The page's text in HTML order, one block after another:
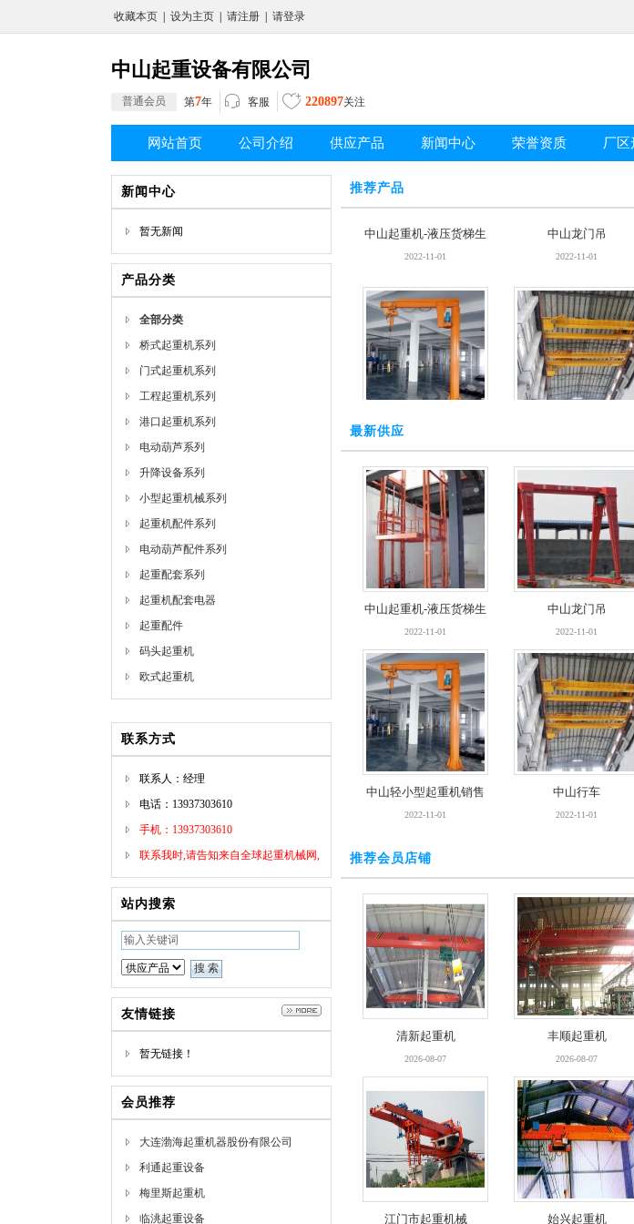
收藏本页 设为主页 请注册 请登录
中山起重设备有限公司
普通会员 第7年 客服 220897关注
网站首页 公司介绍 供应产品 新闻中心 荣誉资质 厂区
新闻中心
暂无新闻
产品分类
全部分类
桥式起重机系列
门式起重机系列
工程起重机系列
港口起重机系列
电动葫芦系列
升降设备系列
小型起重机械系列
起重机配件系列
电动葫芦配件系列
起重配套系列
起重机配套电器
起重配件
码头起重机
欧式起重机
联系方式
联系人：经理
电话：13937303610
手机：13937303610
联系我时,请告知来自全球起重机械网,
将会给你95折优惠，谢谢！
站内搜索
友情链接
暂无链接！
会员推荐
大连渤海起重机器股份有限公司
利通起重设备
梅里斯起重机
临洮起重设备
推荐产品
中山起重机-液压货梯生
产销售厂家
2022-11-01
中山龙门吊
2022-11-01
中山轻小型起重机销售
中山行车
中山起重机-液压货梯生
产销售厂家
中山龙门吊
中山轻小型起重机销售
安装
2022-11-01
中山行车
2022-11-01
最新供应
中山起重机-液压货梯生
产销售厂家
2022-11-01
中山龙门吊
2022-11-01
中山轻小型起重机销售
安装
2022-11-01
中山行车
2022-11-01
推荐会员店铺
清新起重机
2026-08-07
丰顺起重机
2026-08-07
江门市起重机械 始兴起重机